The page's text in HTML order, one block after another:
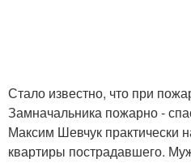
Стало известно, что при
Замначальника пожарно -
Максим Шевчук практически
квартиры пострадавшего.